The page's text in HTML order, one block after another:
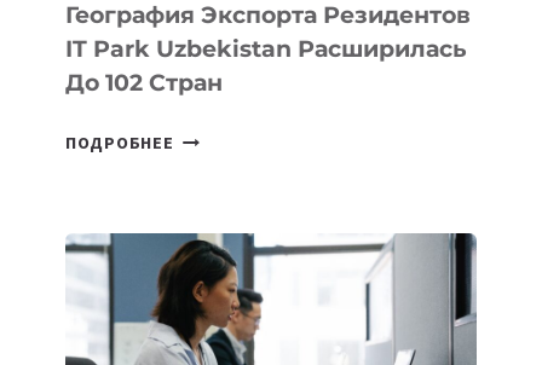
География Экспорта Резидентов
IT Park Uzbekistan Расширилась
До 102 Стран
ПОДРОБНЕЕ ГЕОГРАФИЯ
PARK
UZBEKISTAN
РАСШИРИЛАСЬ
ДО